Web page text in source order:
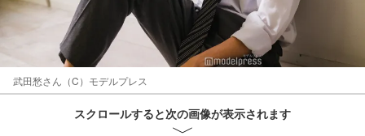
武田愁さん（C）モデルプレス
スクロールすると次の画像が表示されます